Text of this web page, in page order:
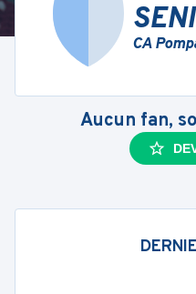
CA
Aucun fan,